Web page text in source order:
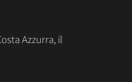
Azzurra, il